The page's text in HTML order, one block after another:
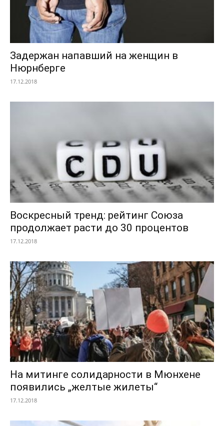
Задержан напавший на женщин в
Нюрнберге
17.12.2018
Воскресный тренд: рейтинг Союза
продолжает расти до 30 процентов
17.12.2018
На митинге солидарности в Мюнхене
появились „желтые жилеты“
17.12.2018